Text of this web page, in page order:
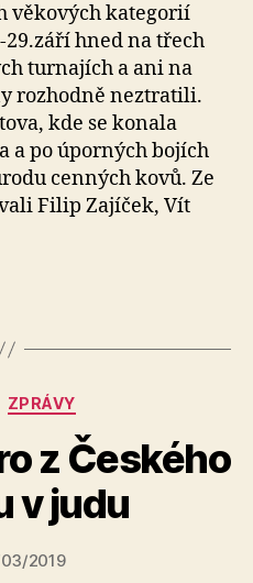
věkových kategorií
hned na třech
turnajích a ani na
rozhodně neztratili.
kde se konala
a po úporných bojích
cenných kovů. Ze
Filip Zajíček, Vít
Rubriky
ZPRÁVY
z Českého
v judu
Autor
u
t
a
2019